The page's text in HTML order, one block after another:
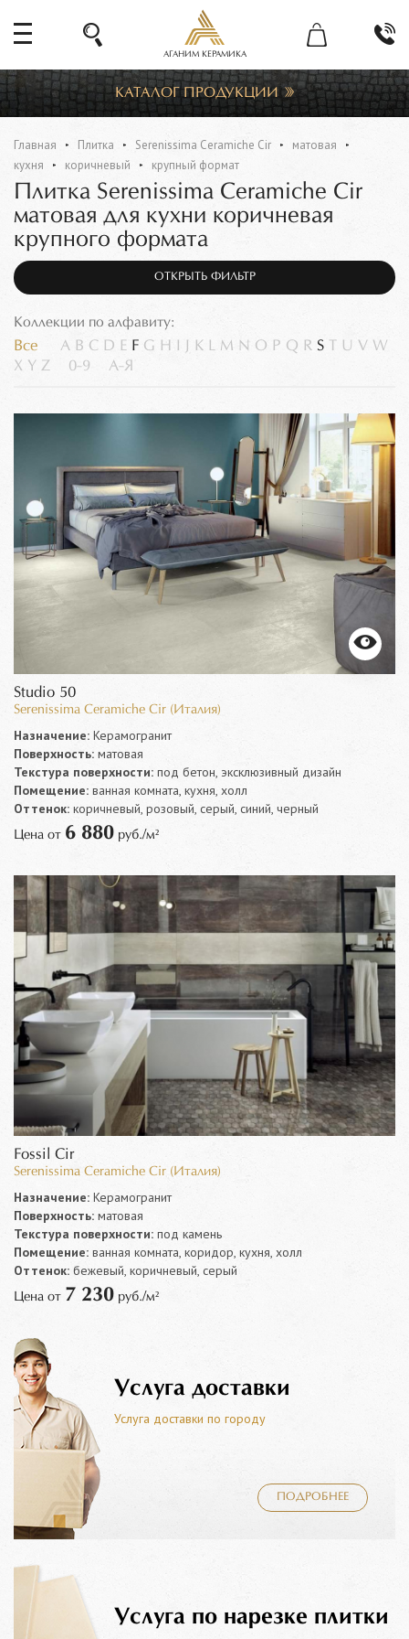
АГАНИМ КЕРАМИКА
КАТАЛОГ ПРОДУКЦИИ
Главная Плитка Serenissima Ceramiche Cir
матовая
кухня
коричневый крупный формат
Плитка Serenissima Ceramiche Cir
матовая для кухни коричневая
крупного формата
ОТКРЫТЬ ФИЛЬТР
Коллекции по алфавиту:
Все A B C D E F G H K L M N O P Q R S U V W
X Y Z 0-9 А-Я
Studio 50
Serenissima Ceramiche Cir (Италия)
Назначение: Керамогранит
Поверхность: матовая
Текстура поверхности: под бетон, эксклюзивный дизайн
Помещение: ванная комната, кухня, холл
Оттенок: коричневый, розовый, серый, синий, черный
Цена от 6 880 руб./м²
Fossil Cir
Serenissima Ceramiche Cir (Италия)
Назначение: Керамогранит
Поверхность: матовая
Текстура поверхности: под камень
Помещение: ванная комната, коридор, кухня, холл
Оттенок: бежевый, коричневый, серый
Цена от 7 230 руб./м²
Услуга доставки
Услуга доставки по городу
ПОДРОБНЕЕ
Услуга по нарезке плитки